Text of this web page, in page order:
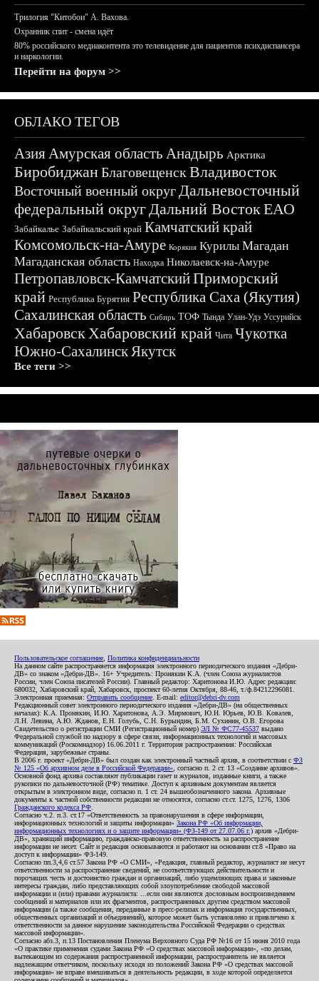
Трилогия "Китобои" А. Вахова.
Охранник спит - смена идёт
80% российского медиаконтента это телевидение для пациентов психдиспансера
и наркологии.
Перейти на форум >>
ОБЛАКО ТЕГОВ
АзияАмурская область Анадырь Арктика
БиробиджанБлаговещенскВладивосток
Восточный военный округДальневосточный
федеральный округДальний ВостокЕАО
Забайкалье Забайкальский край Камчатский край
Комсомольск-на-Амуре Корякия Курилы Магадан
Магаданская область Находка Николаевск-на-Амуре
Петропавловск-КамчатскийПриморский
край Республика Бурятия Республика Саха (Якутия)
Сахалинская область Сибирь ТОФ Тында Улан-Удэ Уссурийск
ХабаровскХабаровский край Чита Чукотка
Южно-СахалинскЯкутск
Все теги >>
Пользовательское соглашение Политика конфиденциальности
На данном сайте распространяется информация электронного периодического издания «Дебри-
ДВ» со знаком «Дебри-ДВ». 16+ Учредитель: Пронякин К.А. (член Союза журналистов
России, член Союза писателей России). Главный редактор: Харитонова И.Ю. Адрес редакции:
680032, Хабаровский край, Хабаровск, проспект 60-летия Октября, 88-46, т./ф.84212296081.
Электронная приемная: Отправить сообщение . E-mail: editor@debri-dv.com
Редакционный совет электронного периодического издания «Дебри-ДВ» (на общественных
началах): К.А. Пронякин, И.Ю. Харитонова, А.Э. Мирмович, Ю.Н. Юрьев, Ю.В. Ковалев,
Л.Н. Левина, А.Ю. Жданов, Е.Н. Голубь, С.Н. Бурындин, Б.М. Сухинин, О.В. Егорова
Свидетельство о регистрации СМИ (Регистрационный номер) ЭЛ № ФС77-45537 выдано
Федеральной службой по надзору в сфере связи, информационных технологий и массовых
коммуникаций (Роскомнадзор) 16.06.2011 г. Территория распространения: Российская
Федерация, зарубежные страны.
В 2006 г. проект «Дебри-ДВ» был создан как электронный частный архив, в соответствии с ФЗ
№ 125 «Об архивном деле в Российской Федерации» , согласно п. 2 ст. 13 «Создание архивов».
Основной фонд архива составляют публикации газет и журналов, изданные книги, а также
рукописи по дальневосточной (РФ) тематике. Доступ к архивным документам является
открытым в электронном виде, согласно п. 1 ст. 24 вышеобозначенного закона. Архивные
документы к частной собственности редакции не относятся, согласно ст.ст. 1275, 1276, 1306
Гражданского кодекса РФ
Согласно ч.2. п.3. ст.17 «Ответственность за правонарушения в сфере информации,
информационных технологий и защиты информации» Закона РФ «Об информации,
информационных технологиях и о защите информации» (ФЗ-149 от 27.07.06 г.) архив «Дебри-
ДВ», хранящий информацию, гражданско-правовую ответственность за распространение
информации не несет. Сайт и редакция основываются и работают на основании ст.8 «Право на
доступ к информации» ФЗ-149.
Согласно пп.3,4,6 ст.57 Закона РФ «О СМИ», «Редакция, главный редактор, журналист не несут
ответственности за распространение сведений, не соответствующих действительности и
порочащих честь и достоинство граждан и организаций, либо ущемляющих права и законные
интересы граждан, либо представляющих собой злоупотребление свободой массовой
информации и (или) правами журналиста: ...если они являются дословным воспроизведением
сообщений и материалов или их фрагментов, распространенных другим средством массовой
информации (а также сообщения, переданные в пресс-релизах и информация государственных,
общественных организаций и объединений), которое может быть установлено и привлечено к
ответственности за данное нарушение законодательства Российской Федерации о средствах
массовой информации».
Согласно абз.3, п.13 Постановления Пленума Верховного Суда РФ №16 от 15 июня 2010 года
«О практике применения судами Закона РФ «О средствах массовой информации», «по делам,
вытекающим из содержания распространенной информации, распространитель не является
надлежащим ответчиком, поскольку исходя из положений Закона РФ «О средствах массовой
информации» не вправе вмешиваться в деятельность редакции, в ходе которой определяется